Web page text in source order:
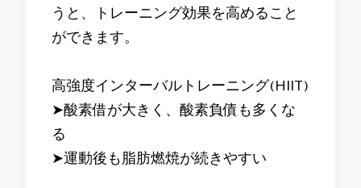
うと、トレーニング効果を高めること
ができます。
高強度インターバルトレーニング(HIIT)
➤酸素借が大きく、酸素負債も多くな
る
➤運動後も脂肪燃焼が続きやすい